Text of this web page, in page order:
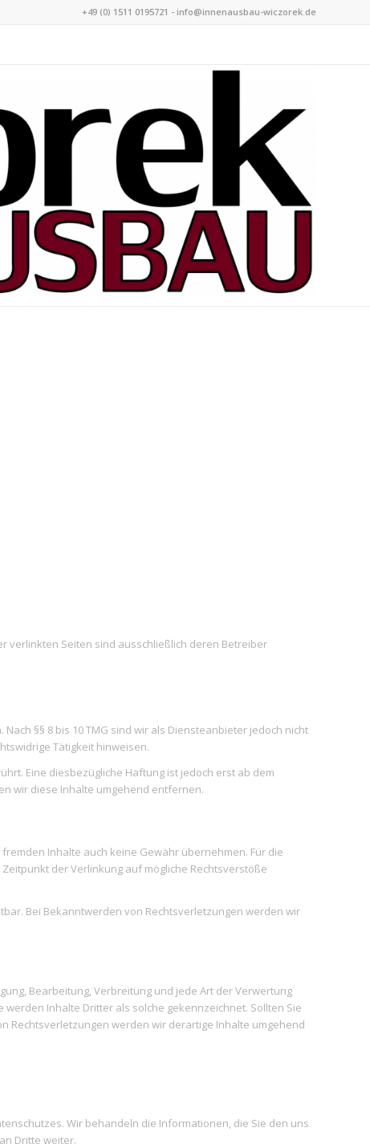
+49 (0) 1511 0195721 - info@innenausbau-wiczorek.de
verlinkten Seiten sind ausschließlich deren Betreiber
§§ 8 bis 10 TMG sind wir als Diensteanbieter jedoch nicht
Tätigkeit hinweisen.
Eine diesbezügliche Haftung ist jedoch erst ab dem
wir diese Inhalte umgehend entfernen.
Inhalte auch keine Gewähr übernehmen. Für die
der Verlinkung auf mögliche Rechtsverstöße
Bei Bekanntwerden von Rechtsverletzungen werden wir
Bearbeitung, Verbreitung und jede Art der Verwertung
Inhalte Dritter als solche gekennzeichnet. Sollten Sie
Rechtsverletzungen werden wir derartige Inhalte umgehend
Wir behandeln die Informationen, die Sie den uns
Dritte weiter.